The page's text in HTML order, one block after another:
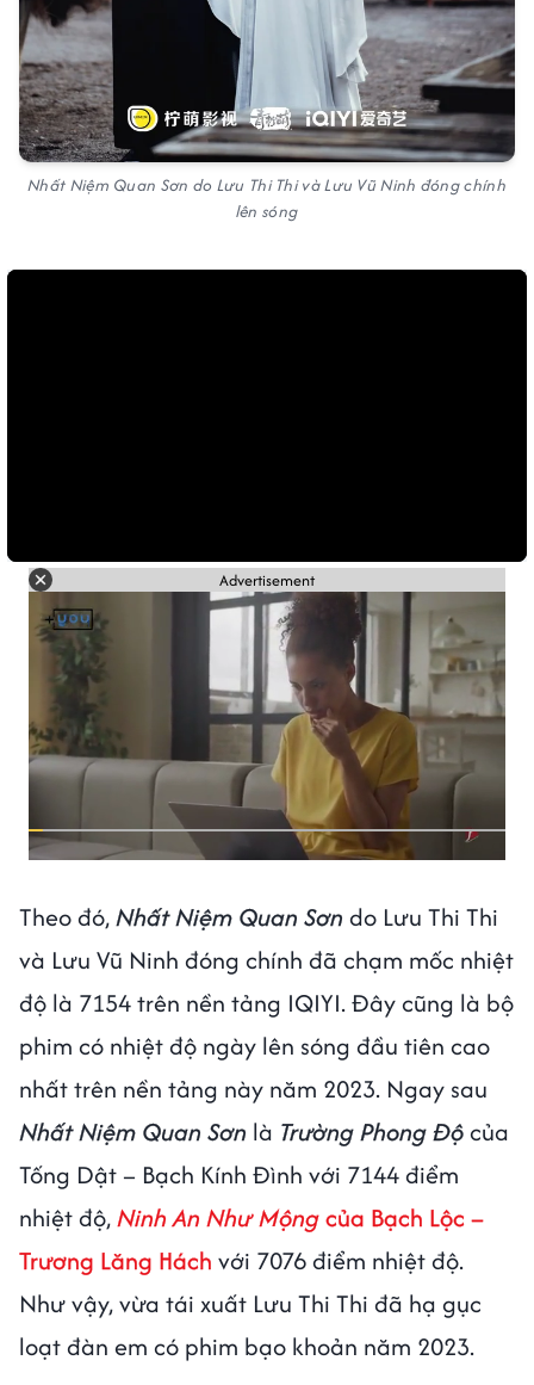
Nhất Niệm Quan Sơn do Lưu Thi Thi và Lưu Vũ Ninh đóng chính
lên sóng
Advertisement
Theo đó,Nhất Niệm Quan Sơn do Lưu Thi Thi
và Lưu Vũ Ninh đóng chính đã chạm mốc nhiệt
độ là 7154 trên nền tảng IQIYI. Đây cũng là bộ
phim có nhiệt độ ngày lên sóng đầu tiên cao
nhất trên nền tảng này năm 2023. Ngay sau
Nhất Niệm Quan Sơn là Trường Phong Độcủa
Tống Dật – Bạch Kính Đình với 7144 điểm
nhiệt độ,Ninh An Như Mộngcủa Bạch Lộc –
Trương Lăng Hách với 7076 điểm nhiệt độ.
Như vậy, vừa tái xuất Lưu Thi Thi đã hạ gục
loạt đàn em có phim bạo khoản năm 2023.